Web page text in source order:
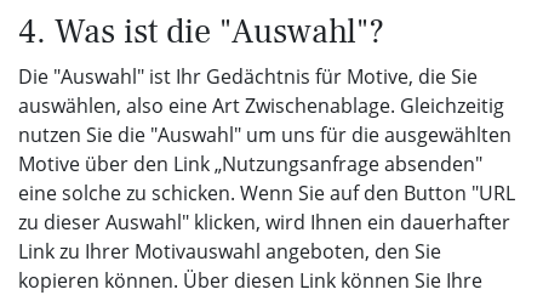
4. Was ist die "Auswahl"?
Die "Auswahl" ist Ihr Gedächtnis für Motive, die Sie
auswählen, also eine Art Zwischenablage. Gleichzeitig
nutzen Sie die "Auswahl" um uns für die ausgewählten
Motive über den Link „Nutzungsanfrage absenden"
eine solche zu schicken. Wenn Sie auf den Button "URL
zu dieser Auswahl" klicken, wird Ihnen ein dauerhafter
Link zu Ihrer Motivauswahl angeboten, den Sie
kopieren können. Über diesen Link können Sie Ihre